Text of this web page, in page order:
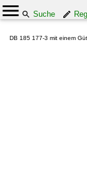
Suche
DB 185 177-3 mit einem